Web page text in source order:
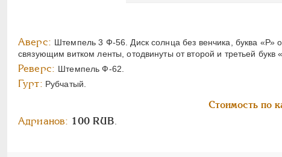
Аверс: Штемпель 3 Ф-56. Диск солнца без венчика, буква «Р»
связующим витком ленты, отодвинуты от второй и третьей букв
Реверс: Штемпель Ф-62.
Гурт: Рубчатый.
Стоимость по
Адрианов: 100 RUB